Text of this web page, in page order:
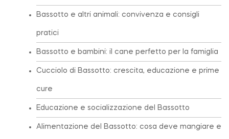
Bassotto e altri animali: convivenza e consigli
pratici
Bassotto e bambini: il cane perfetto per la famiglia
Cucciolo di Bassotto: crescita, educazione e prime
cure
Educazione e socializzazione del Bassotto
Alimentazione del Bassotto: cosa deve mangiare e